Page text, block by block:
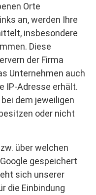
Orte
an, werden Ihre
insbesondere
Diese
der Firma
Unternehmen auch
IP-Adresse erhält.
dem jeweiligen
oder nicht
über welchen
gespeichert
sich unserer
die Einbindung